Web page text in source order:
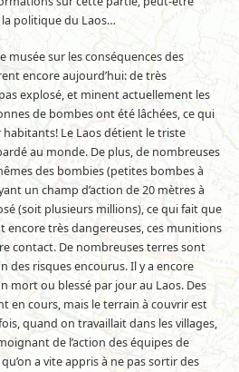
la politique du Laos…
musée sur les conséquences des
encore aujourd’hui: de très
explosé, et minent actuellement les
de bombes ont été lâchées, ce qui
Le Laos détient le triste
au monde. De plus, de nombreuses
des bombies (petites bombes à
un champ d’action de 20 mètres à
(soit plusieurs millions), ce qui fait que
encore très dangereuses, ces munitions
contact. De nombreuses terres sont
des risques encourus. Il y a encore
mort ou blessé par jour au Laos. Des
en cours, mais le terrain à couvrir est
quand on travaillait dans les villages,
de l’action des équipes de
a vite appris à ne pas sortir des